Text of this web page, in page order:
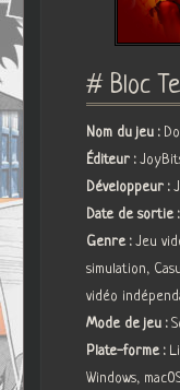
# Bloc
Nom du jeu :
Éditeur :
Développeur :
Date de sortie
Genre :Jeu
simulation,
vidéo
Mode de jeu :
Plate-forme :
Windows,